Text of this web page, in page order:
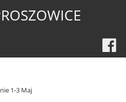
1-3 Maj